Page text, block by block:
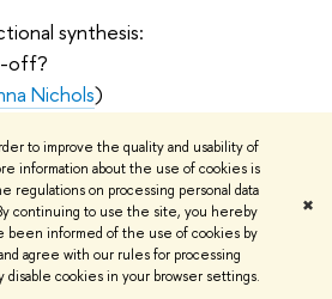
to improve the quality and usability of
information about the use of cookies is
regulations on processing personal data
continuing to use the site, you hereby
been informed of the use of cookies by
agree with our rules for processing
disable cookies in your browser settings.
✖
synthesis:
off?
Nichols)
reordering: the
animacy in